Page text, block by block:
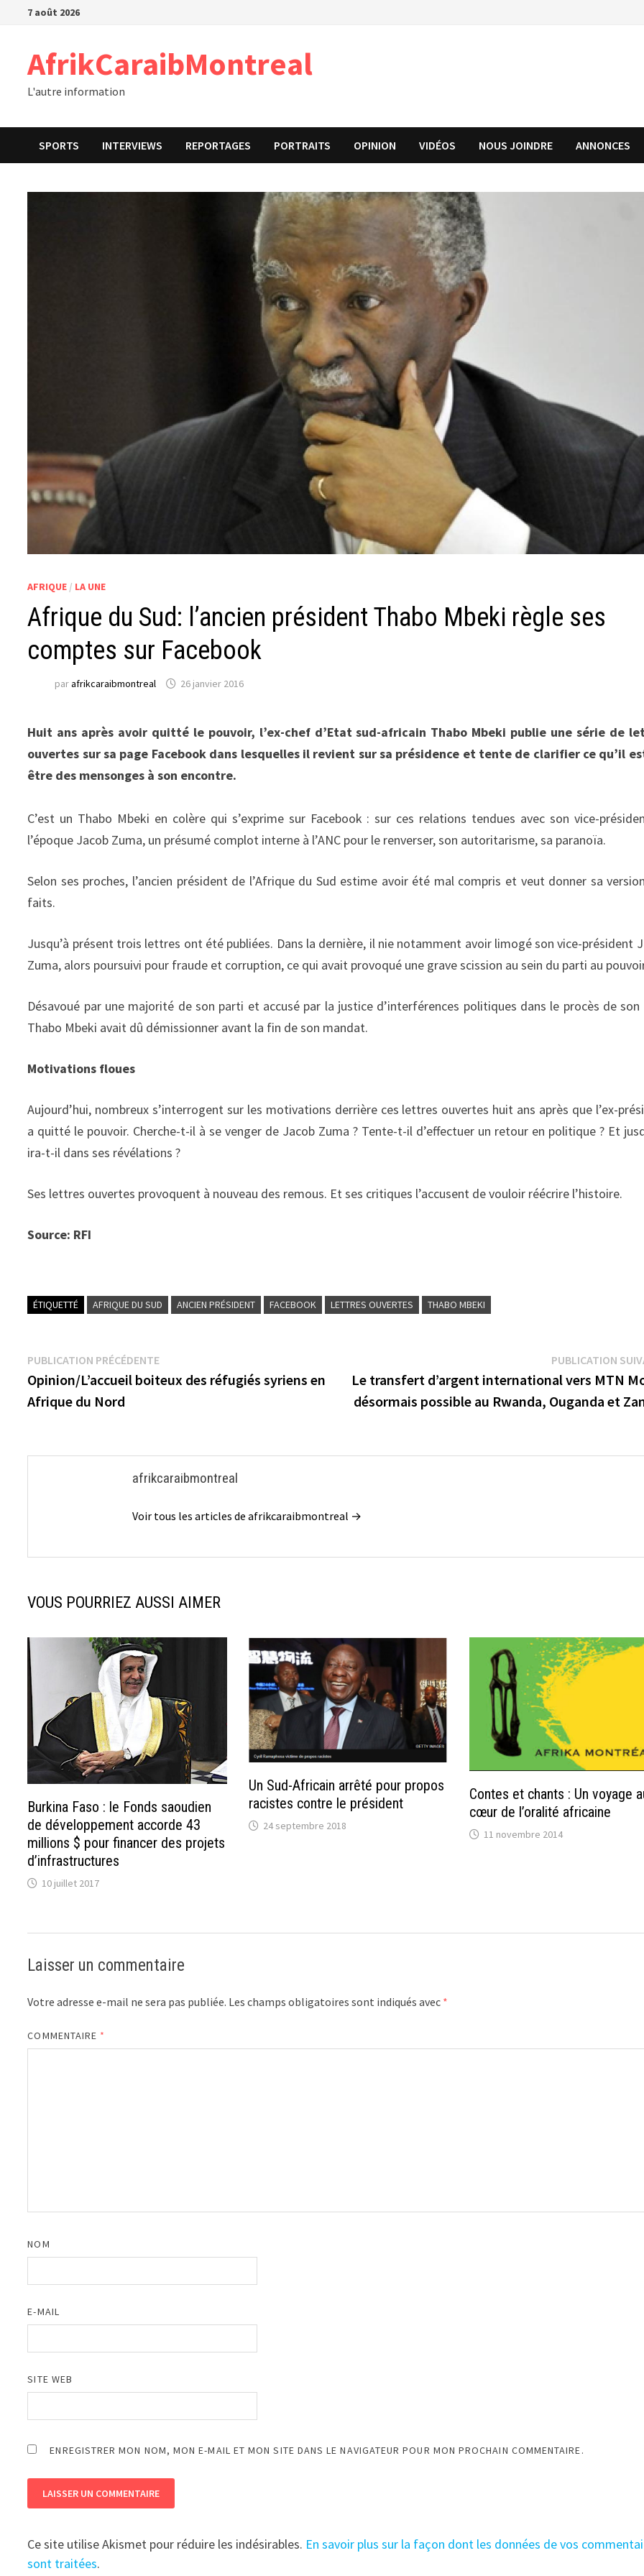
Passer7 août 2026
AfrikCaraibMontreal
L'autre information
SPORTS INTERVIEWS REPORTAGES PORTRAITS OPINION VIDÉOS NOUS JOINDRE ANNONCES
AFRIQUE / LA UNE
Afrique du Sud: l’ancien président Thabo Mbeki règle ses
comptes sur Facebook
parafrikcaraibmontreal 26 janvier 2016
Huit ans après avoir quitté le pouvoir, l’ex-chef d’Etat sud-africain Thabo Mbeki publie une série de
ouvertes sur sa page Facebook dans lesquelles il revient sur sa présidence et tente de clarifier ce qu’il
être des mensonges à son encontre.
C’est un Thabo Mbeki en colère qui s’exprime sur Facebook : sur ces relations tendues avec son vice-
l’époque Jacob Zuma, un présumé complot interne à l’ANC pour le renverser, son autoritarisme, sa paranoïa.
Selon ses proches, l’ancien président de l’Afrique du Sud estime avoir été mal compris et veut donner sa
faits.
Jusqu’à présent trois lettres ont été publiées. Dans la dernière, il nie notamment avoir limogé son vice-président
Zuma, alors poursuivi pour fraude et corruption, ce qui avait provoqué une grave scission au sein du parti au
Désavoué par une majorité de son parti et accusé par la justice d’interférences politiques dans le procès de son
Thabo Mbeki avait dû démissionner avant la fin de son mandat.
Motivations floues
Aujourd’hui, nombreux s’interrogent sur les motivations derrière ces lettres ouvertes huit ans après que l’ex-
a quitté le pouvoir. Cherche-t-il à se venger de Jacob Zuma ? Tente-t-il d’effectuer un retour en politique ? Et
ira-t-il dans ses révélations ?
Ses lettres ouvertes provoquent à nouveau des remous. Et ses critiques l’accusent de vouloir réécrire l’histoire.
Source: RFI
ÉTIQUETTÉ AFRIQUE DU SUD ANCIEN PRÉSIDENT FACEBOOK LETTRES OUVERTES THABO MBEKI
Navigation
de
l’article
PUBLICATION PRÉCÉDENTEPublication
précédente :
Opinion/L’accueil boiteux des réfugiés syriens en
Afrique du Nord
PUBLICATION
Le transfert d’argent international vers MTN
désormais possible au Rwanda, Ouganda et
afrikcaraibmontreal
Voir tous les articles de afrikcaraibmontreal →
VOUS POURRIEZ AUSSI AIMER
Burkina Faso : le Fonds saoudien
de développement accorde 43
millions $ pour financer des projets
d’infrastructures
10 juillet 2017
Un Sud-Africain arrêté pour propos
racistes contre le président
24 septembre 2018
Contes et chants : Un voyage
cœur de l’oralité africaine
11 novembre 2014
Laisser un commentaire
Votre adresse e-mail ne sera pas publiée. Les champs obligatoires sont indiqués avec *
COMMENTAIRE *
NOM
E-MAIL
SITE WEB
ENREGISTRER MON NOM, MON E-MAIL ET MON SITE DANS LE NAVIGATEUR POUR MON PROCHAIN COMMENTAIRE.
Ce site utilise Akismet pour réduire les indésirables. En savoir plus sur la façon dont les données de vos
sont traitées.